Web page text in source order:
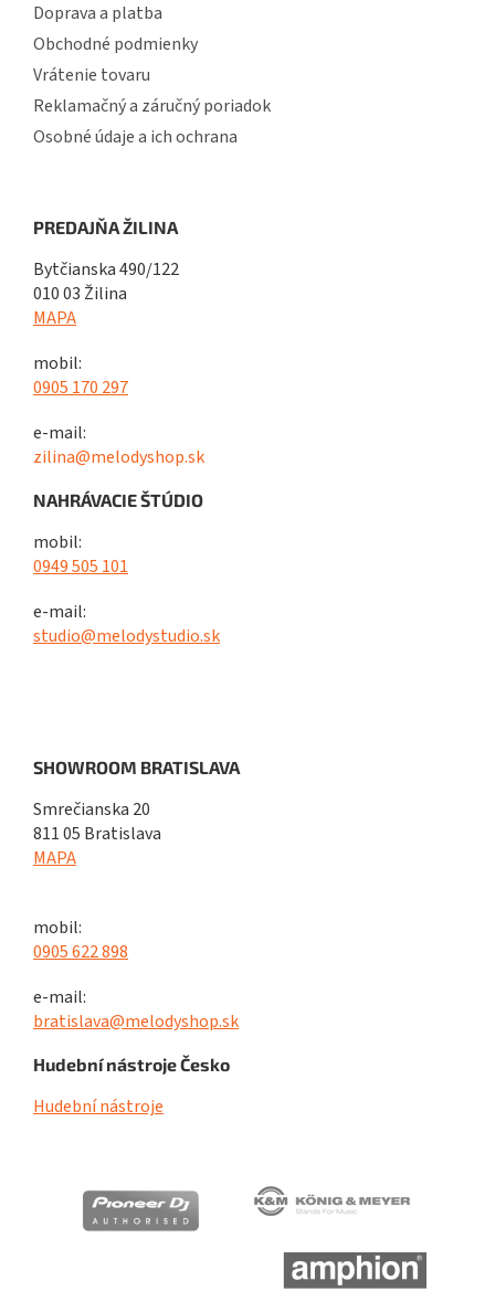
Doprava a platba
Obchodné podmienky
Vrátenie tovaru
Reklamačný a záručný poriadok
Osobné údaje a ich ochrana
PREDAJŇA ŽILINA
Bytčianska 490/122
010 03 Žilina
MAPA
mobil:
0905 170 297
e-mail:
zilina@melodyshop.sk
NAHRÁVACIE ŠTÚDIO
mobil:
0949 505 101
e-mail:
studio@melodystudio.sk
SHOWROOM BRATISLAVA
Smrečianska 20
811 05 Bratislava
MAPA
mobil:
0905 622 898
e-mail:
bratislava@melodyshop.sk
Hudební nástroje Česko
Hudební nástroje